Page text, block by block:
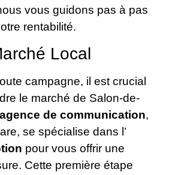
vous guidons pas à pas
rentabilité.
Local
campagne, il est crucial
le marché de Salon-de-
agence de communication,
se spécialise dans l’
pour vous offrir une
Cette première étape